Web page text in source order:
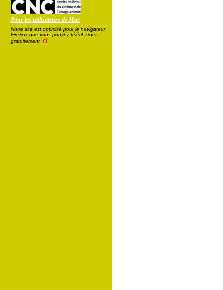
Pour les utilisateurs de Mac
Notre site est optimisé pour le navigateur
FireFox que vous pouvez télécharger
gratuitement ici